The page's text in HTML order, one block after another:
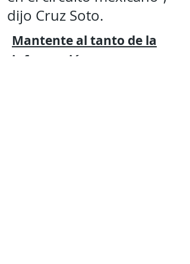
dijo Cruz Soto.
Mantente al tanto de la
información mas